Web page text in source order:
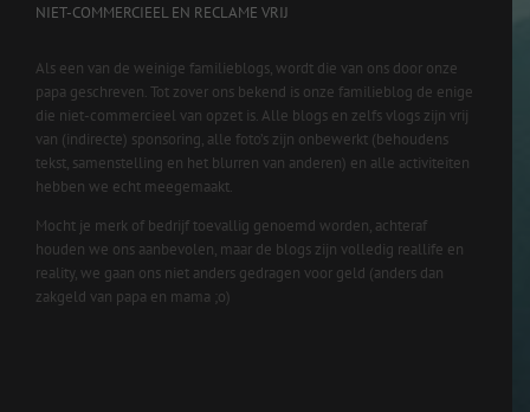
NIET-COMMERCIEEL EN RECLAME VRIJ
Als een van de weinige familieblogs, wordt die van ons door onze
papa geschreven. Tot zover ons bekend is onze familieblog de enige
die niet-commercieel van opzet is. Alle blogs en zelfs vlogs zijn vrij
van (indirecte) sponsoring, alle foto’s zijn onbewerkt (behoudens
tekst, samenstelling en het blurren van anderen) en alle activiteiten
hebben we echt meegemaakt.
Mocht je merk of bedrijf toevallig genoemd worden, achteraf
houden we ons aanbevolen, maar de blogs zijn volledig reallife en
reality, we gaan ons niet anders gedragen voor geld (anders dan
zakgeld van papa en mama ;o)